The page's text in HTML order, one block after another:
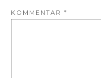
KOMMENTAR*